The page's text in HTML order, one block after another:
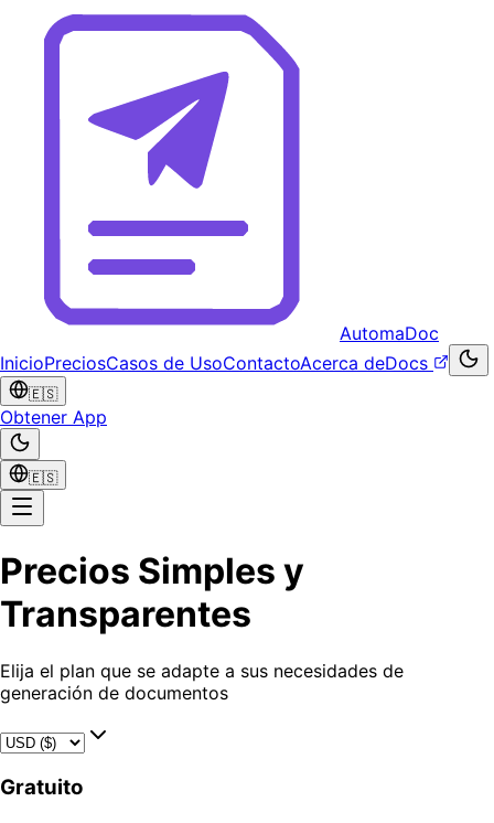
AutomaDoc
InicioPreciosCasos de UsoContactoAcerca deDocs
🇪🇸
Obtener App
🇪🇸
Precios Simples y
Transparentes
Elija el plan que se adapte a sus necesidades de
generación de documentos
Gratuito